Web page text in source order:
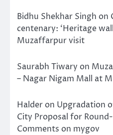
Bidhu Shekhar Singh on
centenary: ‘Heritage
Muzaffarpur visit
Saurabh Tiwary on
– Nagar Nigam Mall at
Halder on Upgradation
City Proposal for
Comments on mygov